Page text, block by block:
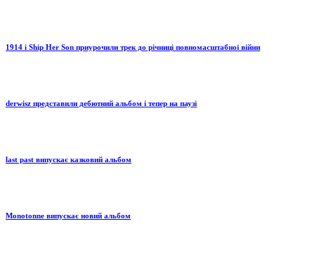
1914 і Ship Her Son приурочили трек до річниці повномасштабної війни
derwisz представили дебютний альбом і тепер на паузі
last past випускає казковий альбом
Monotonne випускає новий альбом